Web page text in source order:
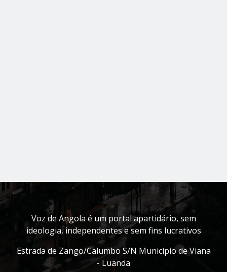
Voz de Angola é um portal apartidário, sem
ideologia, independentes e sem fins lucrativos
Estrada de Zango/Calumbo S/N Município de Viana
- Luanda